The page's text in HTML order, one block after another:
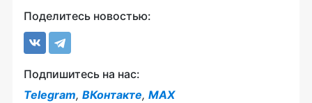
Поделитесь новостью:
Подпишитесь на нас:
Telegram, ВКонтакте, MAX